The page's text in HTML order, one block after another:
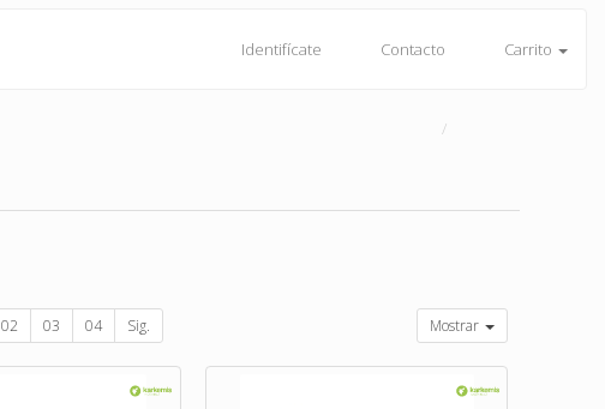
Identifícate Contacto Carrito
02 03 04 Sig. Mostrar